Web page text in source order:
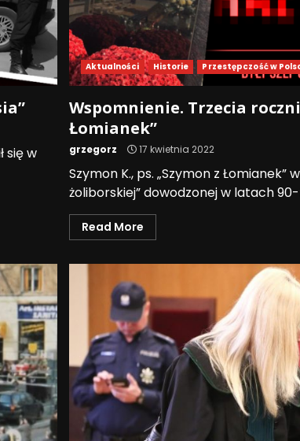
się w
Aktualności Historie Przestępczość w
Wspomnienie. Trzecia
Łomianek”
grzegorz 17 kwietnia 2022
Szymon K., ps. „Szymon z Łomianek”
żoliborskiej” dowodzonej w latach
Read More